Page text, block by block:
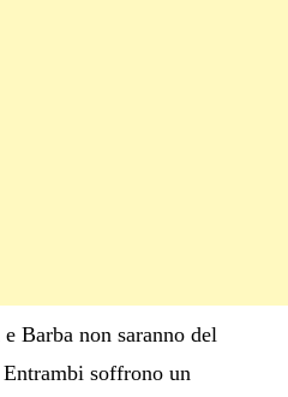
Barba non saranno del
soffrono un